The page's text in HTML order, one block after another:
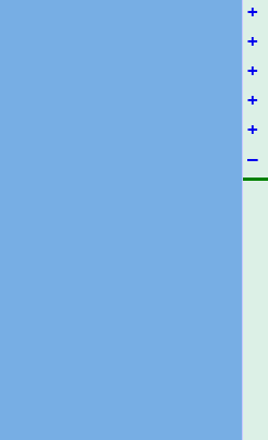
+
+
+
+
+
–